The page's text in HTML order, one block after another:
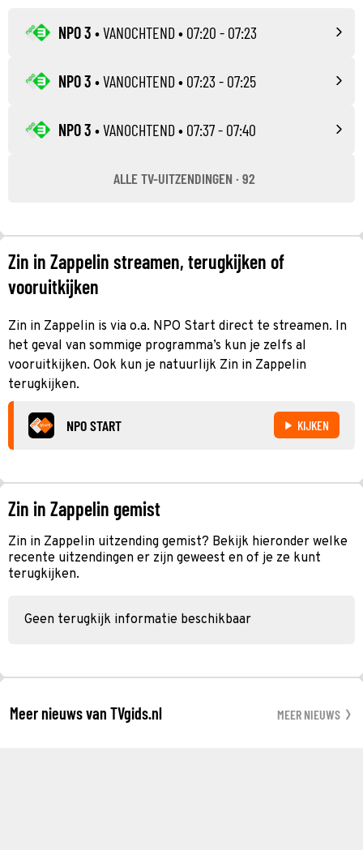
NPO 3 •VANOCHTEND • 07:20 - 07:23
NPO 3 •VANOCHTEND • 07:23 - 07:25
NPO 3 •VANOCHTEND • 07:37 - 07:40
ALLE TV-UITZENDINGEN · 92
Zin in Zappelin streamen, terugkijken of
vooruitkijken
Zin in Zappelin is via o.a. NPO Start direct te streamen. In
het geval van sommige programma’s kun je zelfs al
vooruitkijken. Ook kun je natuurlijk Zin in Zappelin
terugkijken.
NPO START KIJKEN
Zin in Zappelin gemist
Zin in Zappelin uitzending gemist? Bekijk hieronder welke
recente uitzendingen er zijn geweest en of je ze kunt
terugkijken.
Geen terugkijk informatie beschikbaar
Meer nieuws van TVgids.nl MEER NIEUWS